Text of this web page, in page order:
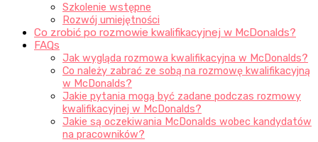
Szkolenie wstępne
Rozwój umiejętności
Co zrobić po rozmowie kwalifikacyjnej w McDonalds?
FAQs
Jak wygląda rozmowa kwalifikacyjna w McDonalds?
Co należy zabrać ze sobą na rozmowę kwalifikacyjną
w McDonalds?
Jakie pytania mogą być zadane podczas rozmowy
kwalifikacyjnej w McDonalds?
Jakie są oczekiwania McDonalds wobec kandydatów
na pracowników?